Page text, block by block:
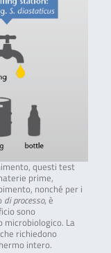
questi test
prime,
nonché per i
di processo, è
sono
La
richiedono
intero.